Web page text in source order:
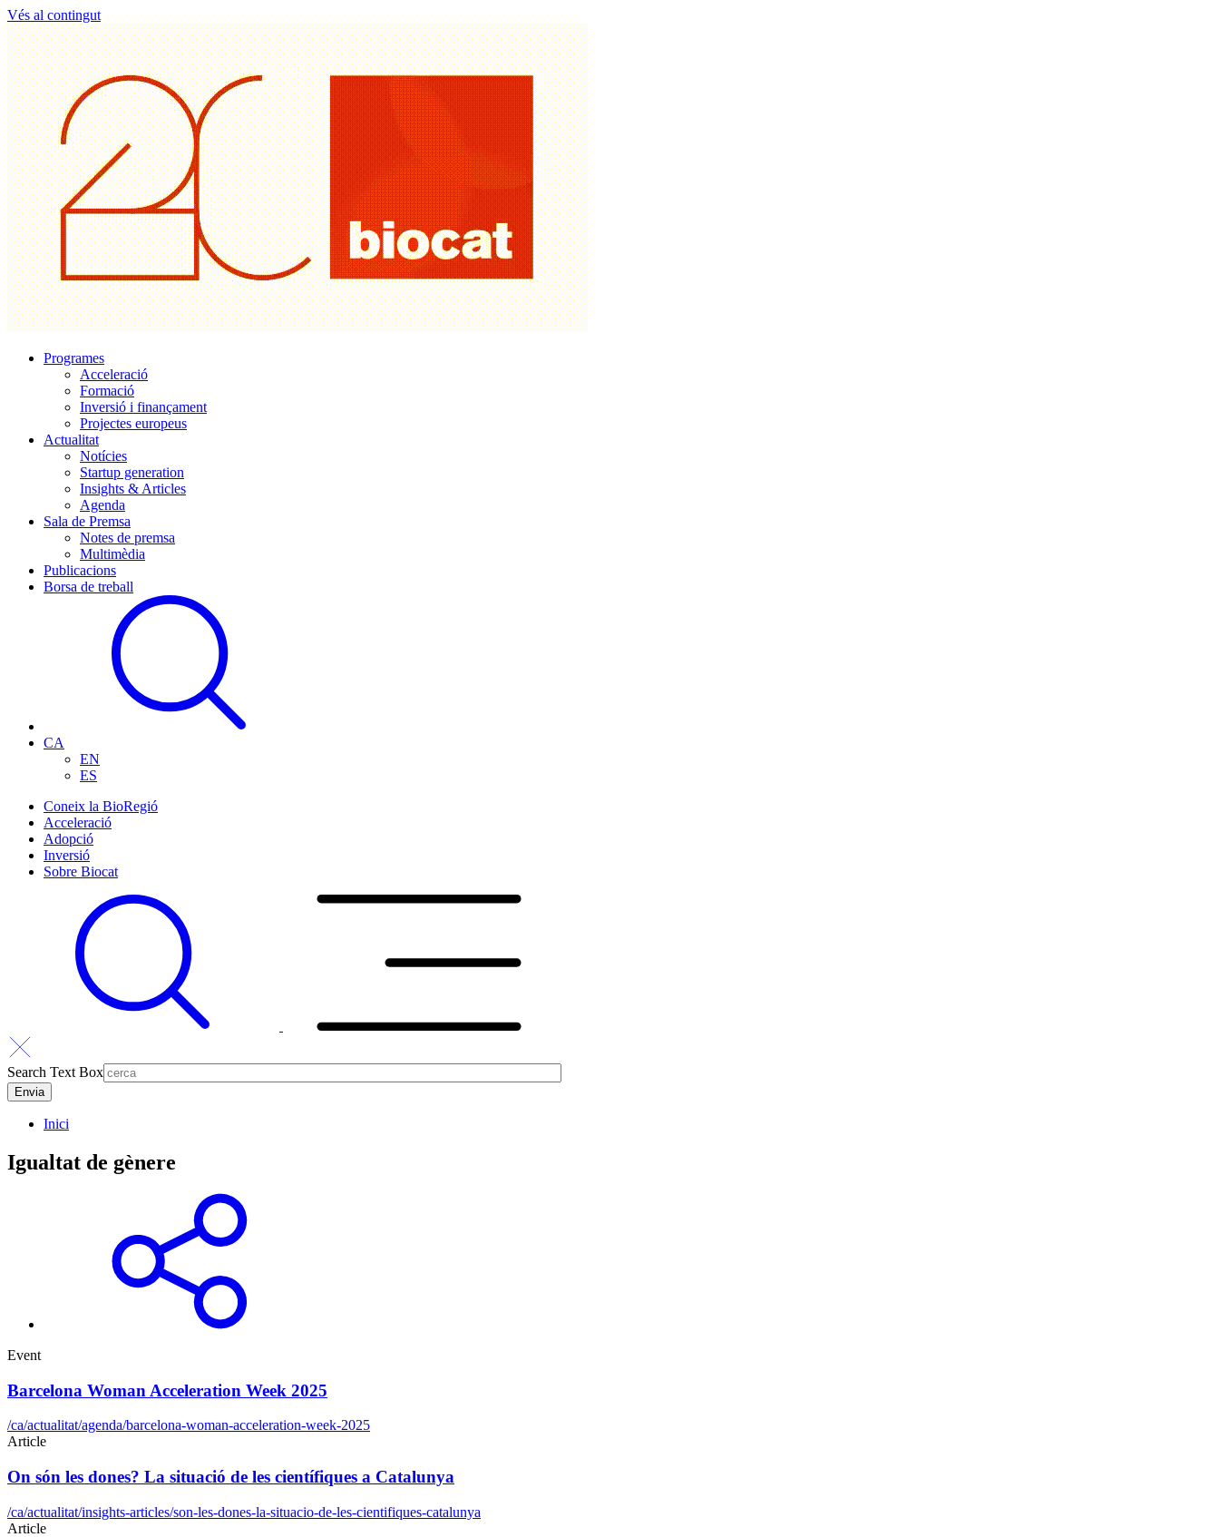
Vés al contingut
Programes
Acceleració
Formació
Inversió i finançament
Projectes europeus
Actualitat
Notícies
Startup generation
Insights & Articles
Agenda
Sala de Premsa
Notes de premsa
Multimèdia
Publicacions
Borsa de treball
CA
EN
ES
Coneix la BioRegió
Acceleració
Adopció
Inversió
Sobre Biocat
Search Text Box
Inici
Igualtat de gènere
Event
Barcelona Woman Acceleration Week 2025
/ca/actualitat/agenda/barcelona-woman-acceleration-week-2025
Article
On són les dones? La situació de les científiques a Catalunya
/ca/actualitat/insights-articles/son-les-dones-la-situacio-de-les-cientifiques-catalunya
Article